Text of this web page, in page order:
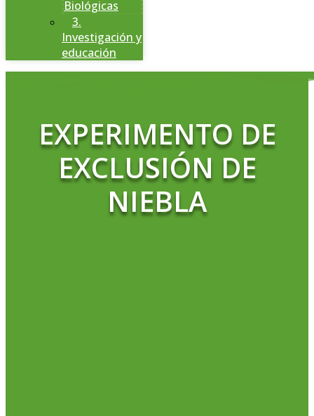
Biológicas
3.
Investigación y
educación
EXPERIMENTO DE
EXCLUSIÓN DE
NIEBLA